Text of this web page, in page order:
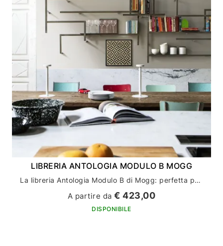
LIBRERIA ANTOLOGIA MODULO B MOGG
La libreria Antologia Modulo B di Mogg: perfetta per arredare la tua casa con stile ed eleganza
A partire da€ 423,00
DISPONIBILE